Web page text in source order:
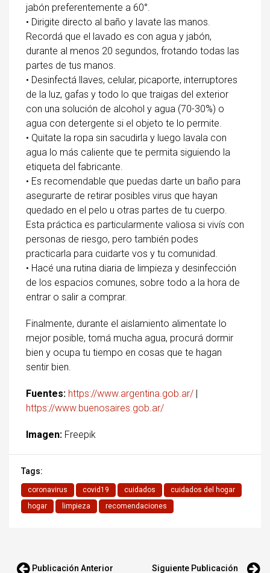
jabón preferentemente a 60°.
• Dirigite directo al baño y lavate las manos.
Recordá que el lavado es con agua y jabón,
durante al menos 20 segundos, frotando todas las
partes de tus manos.
• Desinfectá llaves, celular, picaporte, interruptores
de la luz, gafas y todo lo que traigas del exterior
con una solución de alcohol y agua (70-30%) o
agua con detergente si el objeto te lo permite.
• Quitate la ropa sin sacudirla y luego lavala con
agua lo más caliente que te permita siguiendo la
etiqueta del fabricante.
• Es recomendable que puedas darte un baño para
asegurarte de retirar posibles virus que hayan
quedado en el pelo u otras partes de tu cuerpo.
Esta práctica es particularmente valiosa si vivís con
personas de riesgo, pero también podes
practicarla para cuidarte vos y tu comunidad.
• Hacé una rutina diaria de limpieza y desinfección
de los espacios comunes, sobre todo a la hora de
entrar o salir a comprar.
Finalmente, durante el aislamiento alimentate lo
mejor posible, tomá mucha agua, procurá dormir
bien y ocupa tu tiempo en cosas que te hagan
sentir bien.
Fuentes: https://www.argentina.gob.ar/ |
https://www.buenosaires.gob.ar/
Imagen: Freepik
Tags:
coronavirus covid19 cuidados
cuidados del hogar
hogar
limpieza recomendaciones
Publicación Anterior Siguiente Publicación